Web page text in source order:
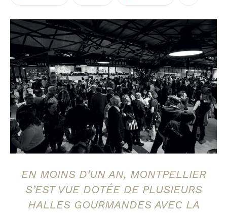
EN MOINS D’UN AN, MONTPELLIER
S’EST VUE DOTÉE DE PLUSIEURS
HALLES GOURMANDES AVEC LA